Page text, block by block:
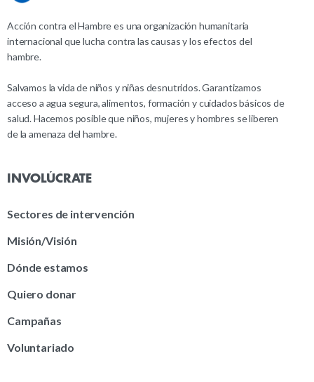
Acción contra el Hambre es una organización humanitaria
internacional que lucha contra las causas y los efectos del
hambre.
Salvamos la vida de niños y niñas desnutridos. Garantizamos
acceso a agua segura, alimentos, formación y cuidados básicos de
salud. Hacemos posible que niños, mujeres y hombres se liberen
de la amenaza del hambre.
INVOLÚCRATE
Sectores de intervención
Misión/Visión
Dónde estamos
Quiero donar
Campañas
Voluntariado